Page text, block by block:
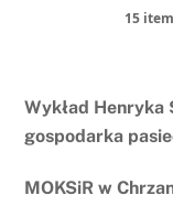
15
Wykład Henryka
gospodarka
MOKSiR w